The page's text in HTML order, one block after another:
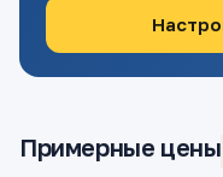
Примерные цены